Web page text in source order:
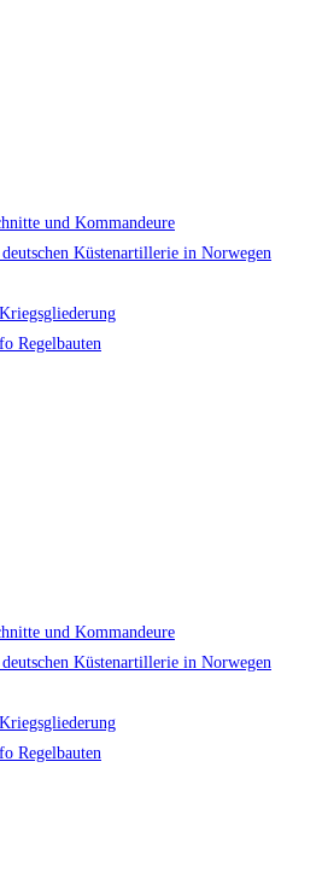
und Kommandeure
deutschen Küstenartillerie in Norwegen
Regelbauten
und Kommandeure
deutschen Küstenartillerie in Norwegen
Regelbauten